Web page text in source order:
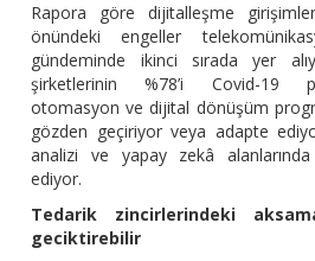
Rapora göre dijitalleşme
önündeki engeller
gündeminde ikinci sırada yer
şirketlerinin %78’i Covid-19
otomasyon ve dijital dönüşüm
gözden geçiriyor veya adapte
analizi ve yapay zekâ
ediyor.
Tedarik zincirlerindeki
geciktirebilir